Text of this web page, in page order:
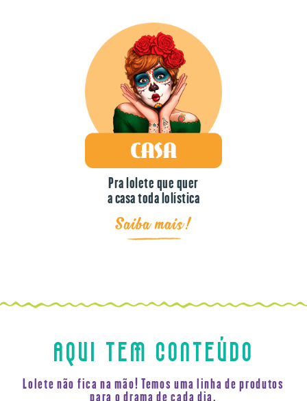
Pra lolete que quer
a casa toda lolística
Saiba mais!
AQUI TEM CONTEÚDO
Lolete não fica na mão! Temos uma linha de produtos
para o drama de cada dia.